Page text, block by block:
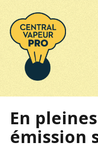
En
émission